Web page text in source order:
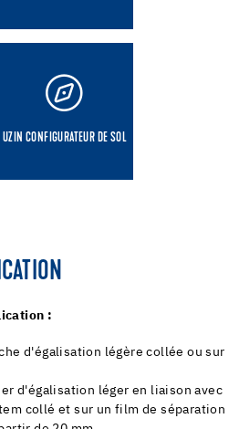
UZIN CONFIGURATEUR DE SOL
:
d'égalisation légère collée ou sur
d'égalisation léger en liaison avec
collé et sur un film de séparation